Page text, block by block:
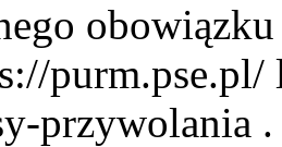
przywolania